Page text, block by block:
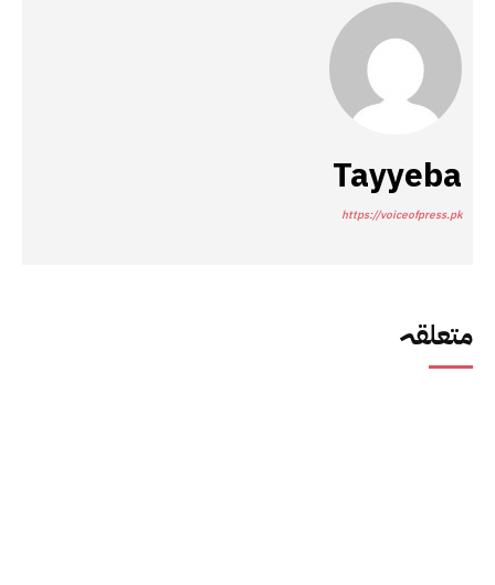
متعلقہ
Tayyeba
https://voiceofpress.pk